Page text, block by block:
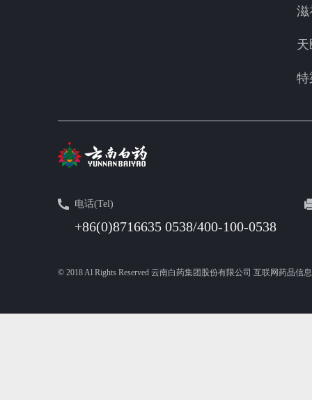
滋
特
电话(Tel)
+86(0)8716635 0538/400-100-0538
© 2018 Al Rights Reserved 云南白药集团股份有限公司 互联网药品信